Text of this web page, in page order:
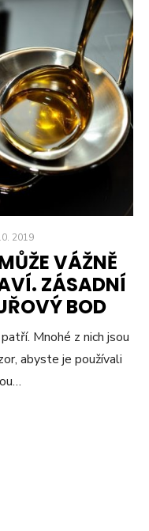
2019
VÁŽNĚ
ZÁSADNÍ
BOD
Mnohé z nich jsou
abyste je používali